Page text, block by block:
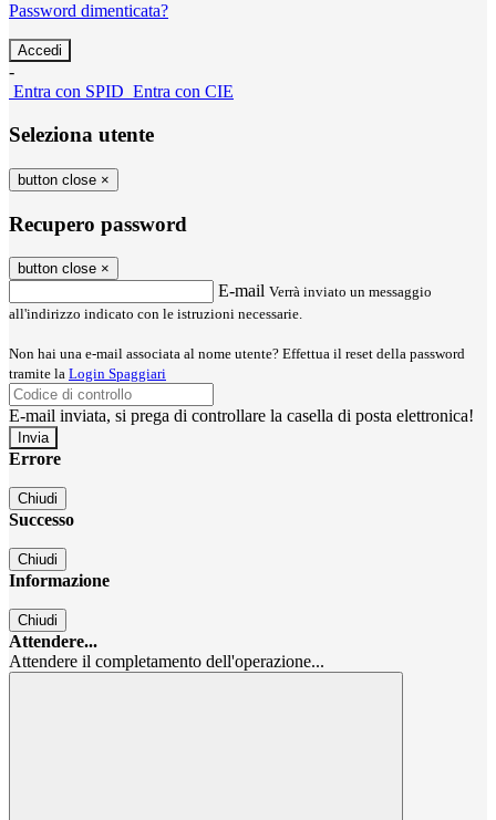
Password dimenticata?
-
Entra con SPID Entra con CIE
Seleziona utente
button close ×
Recupero password
button close ×
E-mail Verrà inviato un messaggio
all'indirizzo indicato con le istruzioni necessarie.
Non hai una e-mail associata al nome utente? Effettua il reset della password
tramite la Login Spaggiari
E-mail inviata, si prega di controllare la casella di posta elettronica!
Errore
Chiudi
Successo
Chiudi
Informazione
Chiudi
Attendere...
Attendere il completamento dell'operazione...